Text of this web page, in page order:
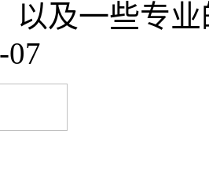
以及一些专
07